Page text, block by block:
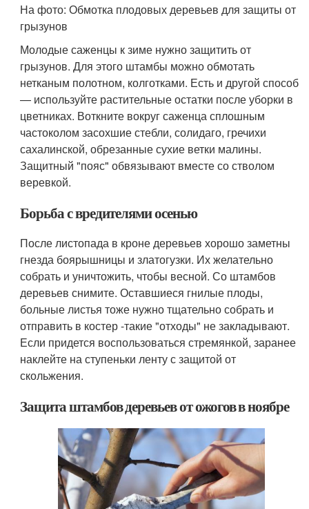
На фото: Обмотка плодовых деревьев для защиты от
грызунов
Молодые саженцы к зиме нужно защитить от
грызунов. Для этого штамбы можно обмотать
нетканым полотном, колготками. Есть и другой способ
— используйте растительные остатки после уборки в
цветниках. Воткните вокруг саженца сплошным
частоколом засохшие стебли, солидаго, гречихи
сахалинской, обрезанные сухие ветки малины.
Защитный "пояс" обвязывают вместе со стволом
веревкой.
Борьба с вредителями осенью
После листопада в кроне деревьев хорошо заметны
гнезда боярышницы и златогузки. Их желательно
собрать и уничтожить, чтобы весной. Со штамбов
деревьев снимите. Оставшиеся гнилые плоды,
больные листья тоже нужно тщательно собрать и
отправить в костер -такие "отходы" не закладывают.
Если придется воспользоваться стремянкой, заранее
наклейте на ступеньки ленту с защитой от
скольжения.
Защита штамбов деревьев от ожогов в ноябре